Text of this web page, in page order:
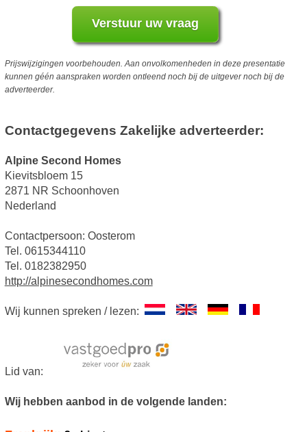
Prijswijzigingen voorbehouden. Aan onvolkomenheden in deze presentatie
kunnen géén aanspraken worden ontleend noch bij de uitgever noch bij de
adverteerder.
Contactgegevens Zakelijke adverteerder:
Alpine Second Homes
Kievitsbloem 15
2871 NR Schoonhoven
Nederland
Contactpersoon: Oosterom
Tel. 0615344110
Tel. 0182382950
http://alpinesecondhomes.com
Wij kunnen spreken / lezen:
Lid van:
Wij hebben aanbod in de volgende landen: